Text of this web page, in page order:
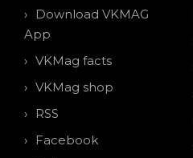
Download VKMAG
App
VKMag facts
VKMag shop
RSS
Facebook